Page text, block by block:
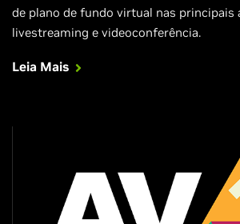
de plano de fundo virtual nas principais
livestreaming e videoconferência.
Leia Mais